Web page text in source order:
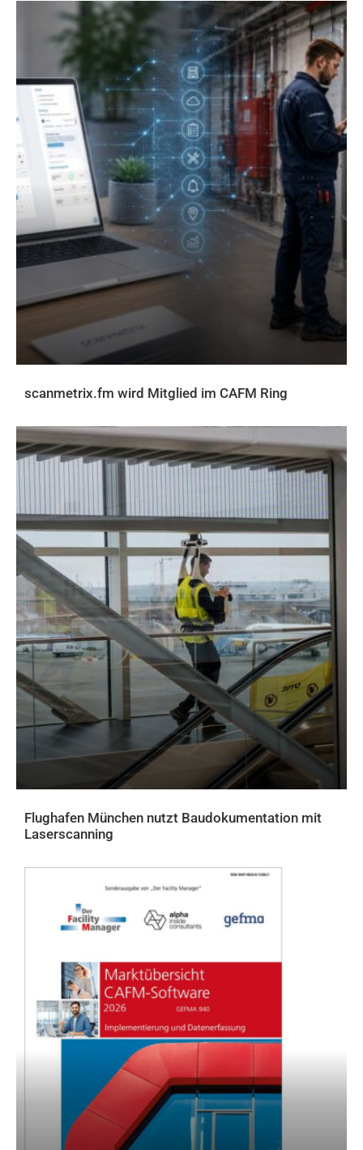
scanmetrix.fm wird Mitglied im CAFM Ring
Flughafen München nutzt Baudokumentation mit
Laserscanning